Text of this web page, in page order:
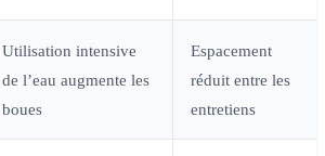
Utilisation intensive
de l’eau augmente les
boues
Espacement
réduit entre les
entretiens